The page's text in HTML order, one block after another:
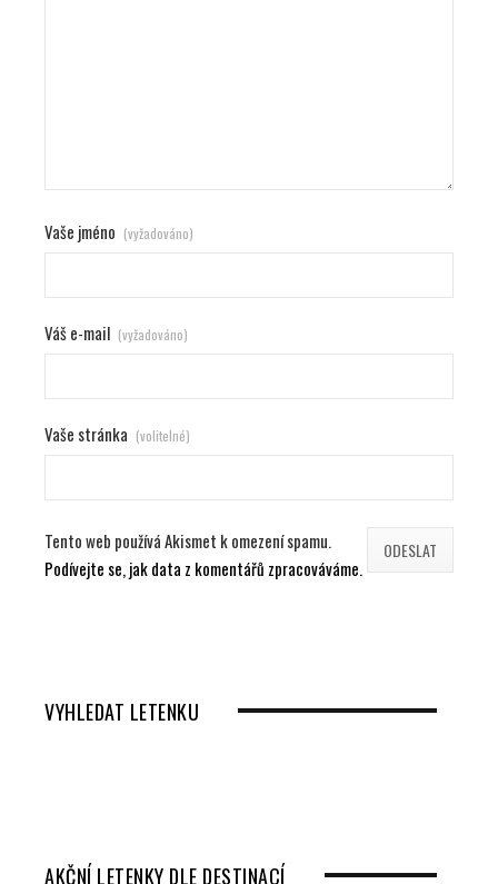
Vaše jméno (vyžadováno)
Váš e-mail (vyžadováno)
Vaše stránka (volitelné)
Tento web používá Akismet k omezení spamu.
Podívejte se, jak data z komentářů zpracováváme.
VYHLEDAT LETENKU
AKČNÍ LETENKY DLE DESTINACÍ